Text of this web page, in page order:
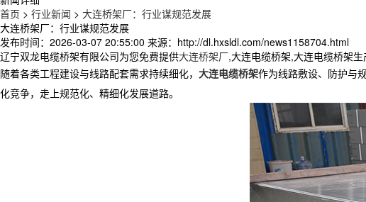
首页 > 行业新闻 > 大连桥架厂：行业谋规范发展
大连桥架厂：行业谋规范发展
发布时间：2026-03-07 20:55:00 来源：http://dl.hxsldl.com/news1158704.html
辽宁双龙电缆桥架有限公司为您免费提供大连桥架厂,大连电缆桥架,大连电缆桥架
随着各类工程建设与线路配套需求持续细化， 大连电缆桥架作为线路敷设、防护与
化竞争，走上规范化、精细化发展道路。